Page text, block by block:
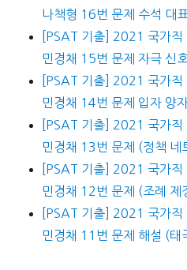
나책형 16번 문제 수석 대
[PSAT 기출] 2021 국가
민경채 15번 문제 자극 신
[PSAT 기출] 2021 국가
민경채 14번 문제 입자 양
[PSAT 기출] 2021 국가
민경채 13번 문제 (정책 네
[PSAT 기출] 2021 국가
민경채 12번 문제 (조례 제
[PSAT 기출] 2021 국가
민경채 11번 문제 해설 (태